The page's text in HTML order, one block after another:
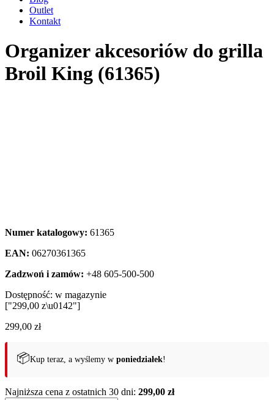
Outlet
Kontakt
Organizer akcesoriów do grilla
Broil King (61365)
Numer katalogowy: 61365
EAN: 06270361365
Zadzwoń i zamów: +48 605-500-500
Dostępność: w magazynie
["299,00 z\u0142"]
299,00 zł
📦Kup teraz, a wyślemy w poniedziałek!
Najniższa cena z ostatnich 30 dni: 299,00 zł